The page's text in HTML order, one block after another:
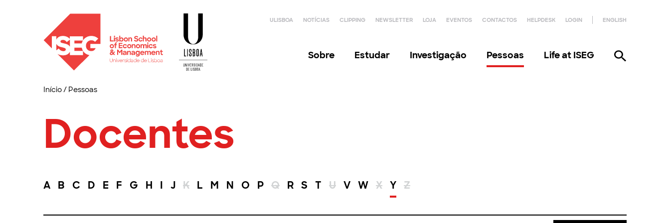
ULISBOA NOTÍCIAS CLIPPING NEWSLETTER LOJA EVENTOS CONTACTOS HELPDESK LOGIN ENGLISH
Sobre Estudar Investigação Pessoas Life at ISEG
Início/ Pessoas
Docentes
A B C D E F G H I J K L M N O P Q R S T U V W X Y Z